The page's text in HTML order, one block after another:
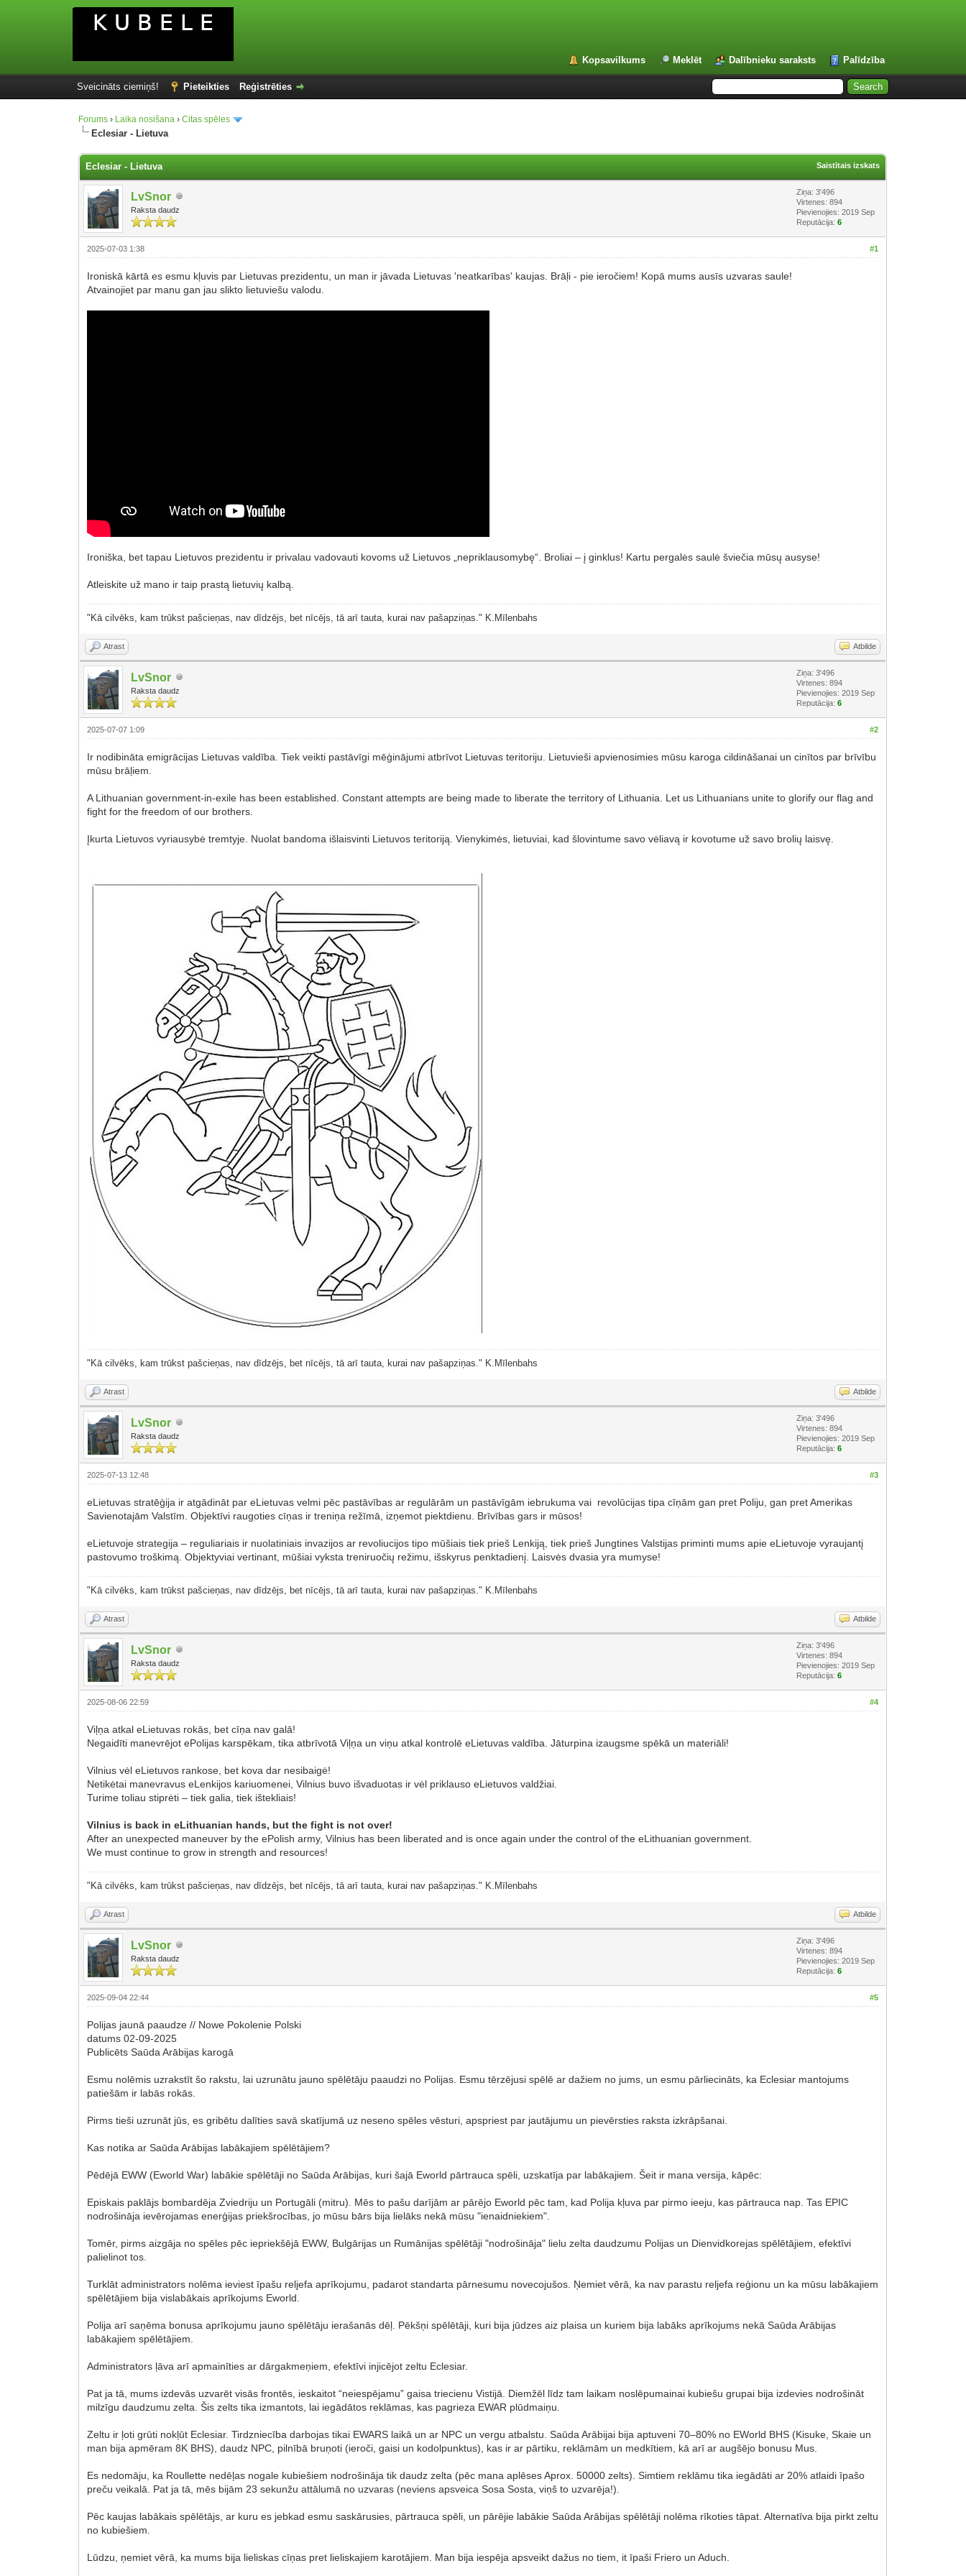
Kopsavilkums Meklēt Dalībnieku saraksts Palīdzība
Sveicināts ciemiņš! Pieteikties Reģistrēties
Forums › Laika nosišana ›Citas spēles
Eclesiar - Lietuva
Saistītais izskats
Eclesiar - Lietuva
LvSnor
Raksta daudz
Ziņa: 3'496
Virtenes: 894
Pievienojies: 2019 Sep
Reputācija:6
#1
2025-07-03 1:38
Ironiskā kārtā es esmu kļuvis par Lietuvas prezidentu, un man ir jāvada Lietuvas 'neatkarības' kaujas. Brāļi - pie ieročiem! Kopā mums ausīs uzvaras saule!
Atvainojiet par manu gan jau slikto lietuviešu valodu.
Ironiška, bet tapau Lietuvos prezidentu ir privalau vadovauti kovoms už Lietuvos „nepriklausomybę“. Broliai – į ginklus! Kartu pergalės saulė šviečia mūsų ausyse!
Atleiskite už mano ir taip prastą lietuvių kalbą.
"Kā cilvēks, kam trūkst pašcieņas, nav dīdzējs, bet nīcējs, tā arī tauta, kurai nav pašapziņas." K.Mīlenbahs
Atrast Atbilde
LvSnor
Raksta daudz
Ziņa: 3'496
Virtenes: 894
Pievienojies: 2019 Sep
Reputācija:6
#2
2025-07-07 1:09
Ir nodibināta emigrācijas Lietuvas valdība. Tiek veikti pastāvīgi mēģinājumi atbrīvot Lietuvas teritoriju. Lietuvieši apvienosimies mūsu karoga cildināšanai un cinītos par brīvību
mūsu brāļiem.
A Lithuanian government-in-exile has been established. Constant attempts are being made to liberate the territory of Lithuania. Let us Lithuanians unite to glorify our flag and
fight for the freedom of our brothers.
Įkurta Lietuvos vyriausybė tremtyje. Nuolat bandoma išlaisvinti Lietuvos teritoriją. Vienykimės, lietuviai, kad šlovintume savo vėliavą ir kovotume už savo brolių laisvę.
"Kā cilvēks, kam trūkst pašcieņas, nav dīdzējs, bet nīcējs, tā arī tauta, kurai nav pašapziņas." K.Mīlenbahs
Atrast Atbilde
LvSnor
Raksta daudz
Ziņa: 3'496
Virtenes: 894
Pievienojies: 2019 Sep
Reputācija:6
#3
2025-07-13 12:48
eLietuvas stratēģija ir atgādināt par eLietuvas velmi pēc pastāvības ar regulārām un pastāvīgām iebrukuma vai revolūcijas tipa cīņām gan pret Poliju, gan pret Amerikas
Savienotajām Valstīm. Objektīvi raugoties cīņas ir treniņa režīmā, izņemot piektdienu. Brīvības gars ir mūsos!
eLietuvoje strategija – reguliariais ir nuolatiniais invazijos ar revoliucijos tipo mūšiais tiek prieš Lenkiją, tiek prieš Jungtines Valstijas priminti mums apie eLietuvoje vyraujantį
pastovumo troškimą. Objektyviai vertinant, mūšiai vyksta treniruočių režimu, išskyrus penktadienį. Laisvės dvasia yra mumyse!
"Kā cilvēks, kam trūkst pašcieņas, nav dīdzējs, bet nīcējs, tā arī tauta, kurai nav pašapziņas." K.Mīlenbahs
Atrast Atbilde
LvSnor
Raksta daudz
Ziņa: 3'496
Virtenes: 894
Pievienojies: 2019 Sep
Reputācija:6
#4
2025-08-06 22:59
Viļņa atkal eLietuvas rokās, bet cīņa nav galā!
Negaidīti manevrējot ePolijas karspēkam, tika atbrīvotā Viļņa un viņu atkal kontrolē eLietuvas valdība. Jāturpina izaugsme spēkā un materiāli!
Vilnius vėl eLietuvos rankose, bet kova dar nesibaigė!
Netikėtai manevravus eLenkijos kariuomenei, Vilnius buvo išvaduotas ir vėl priklauso eLietuvos valdžiai.
Turime toliau stiprėti – tiek galia, tiek ištekliais!
Vilnius is back in eLithuanian hands, but the fight is not over!
After an unexpected maneuver by the ePolish army, Vilnius has been liberated and is once again under the control of the eLithuanian government.
We must continue to grow in strength and resources!
"Kā cilvēks, kam trūkst pašcieņas, nav dīdzējs, bet nīcējs, tā arī tauta, kurai nav pašapziņas." K.Mīlenbahs
Atrast Atbilde
LvSnor
Raksta daudz
Ziņa: 3'496
Virtenes: 894
Pievienojies: 2019 Sep
Reputācija:6
#5
2025-09-04 22:44
Polijas jaunā paaudze // Nowe Pokolenie Polski
datums 02-09-2025
Publicēts Saūda Arābijas karogā
Esmu nolēmis uzrakstīt šo rakstu, lai uzrunātu jauno spēlētāju paaudzi no Polijas. Esmu tērzējusi spēlē ar dažiem no jums, un esmu pārliecināts, ka Eclesiar mantojums
patiešām ir labās rokās.
Pirms tieši uzrunāt jūs, es gribētu dalīties savā skatījumā uz neseno spēles vēsturi, apspriest par jautājumu un pievērsties raksta izkrāpšanai.
Kas notika ar Saūda Arābijas labākajiem spēlētājiem?
Pēdējā EWW (Eworld War) labākie spēlētāji no Saūda Arābijas, kuri šajā Eworld pārtrauca spēli, uzskatīja par labākajiem. Šeit ir mana versija, kāpēc:
Episkais paklājs bombardēja Zviedriju un Portugāli (mitru). Mēs to pašu darījām ar pārējo Eworld pēc tam, kad Polija kļuva par pirmo ieeju, kas pārtrauca nap. Tas EPIC
nodrošināja ievērojamas enerģijas priekšrocības, jo mūsu bārs bija lielāks nekā mūsu "ienaidniekiem".
Tomēr, pirms aizgāja no spēles pēc iepriekšējā EWW, Bulgārijas un Rumānijas spēlētāji "nodrošināja" lielu zelta daudzumu Polijas un Dienvidkorejas spēlētājiem, efektīvi
palielinot tos.
Turklāt administrators nolēma ieviest īpašu reljefa aprīkojumu, padarot standarta pārnesumu novecojušos. Ņemiet vērā, ka nav parastu reljefa reģionu un ka mūsu labākajiem
spēlētājiem bija vislabākais aprīkojums Eworld.
Polija arī saņēma bonusa aprīkojumu jauno spēlētāju ierašanās dēļ. Pēkšņi spēlētāji, kuri bija jūdzes aiz plaisa un kuriem bija labāks aprīkojums nekā Saūda Arābijas
labākajiem spēlētājiem.
Administrators ļāva arī apmainīties ar dārgakmeņiem, efektīvi injicējot zeltu Eclesiar.
Pat ja tā, mums izdevās uzvarēt visās frontēs, ieskaitot “neiespējamu” gaisa triecienu Vistijā. Diemžēl līdz tam laikam noslēpumainai kubiešu grupai bija izdevies nodrošināt
milzīgu daudzumu zelta. Šis zelts tika izmantots, lai iegādātos reklāmas, kas pagrieza EWAR plūdmaiņu.
Zeltu ir ļoti grūti nokļūt Eclesiar. Tirdzniecība darbojas tikai EWARS laikā un ar NPC un vergu atbalstu. Saūda Arābijai bija aptuveni 70–80% no EWorld BHS (Kisuke, Skaie un
man bija apmēram 8K BHS), daudz NPC, pilnībā bruņoti (ieroči, gaisi un kodolpunktus), kas ir ar pārtiku, reklāmām un medkītiem, kā arī ar augšējo bonusu Mus.
Es nedomāju, ka Roullette nedēļas nogale kubiešiem nodrošināja tik daudz zelta (pēc mana aplēses Aprox. 50000 zelts). Simtiem reklāmu tika iegādāti ar 20% atlaidi īpašo
preču veikalā. Pat ja tā, mēs bijām 23 sekunžu attālumā no uzvaras (neviens apsveica Sosa Sosta, viņš to uzvarēja!).
Pēc kaujas labākais spēlētājs, ar kuru es jebkad esmu saskārusies, pārtrauca spēli, un pārējie labākie Saūda Arābijas spēlētāji nolēma rīkoties tāpat. Alternatīva bija pirkt zeltu
no kubiešiem.
Lūdzu, ņemiet vērā, ka mums bija lieliskas cīņas pret lieliskajiem karotājiem. Man bija iespēja apsveikt dažus no tiem, it īpaši Friero un Aduch.